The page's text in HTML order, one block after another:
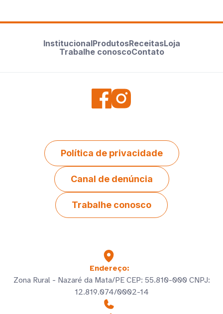
InstitucionalProdutosReceitasLoja
Trabalhe conoscoContato
Política de privacidade
Canal de denúncia
Trabalhe conosco
Endereço:
Zona Rural - Nazaré da Mata/PE CEP: 55.810-000 CNPJ:
12.819.074/0002-14